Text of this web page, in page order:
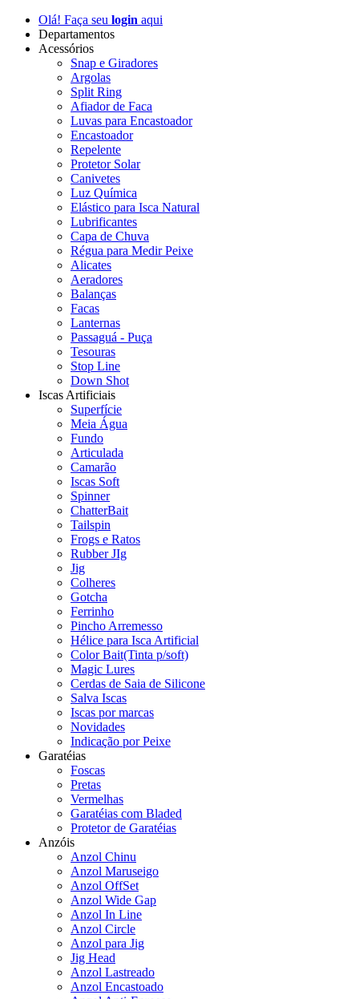
Olá! Faça seu login aqui
Departamentos
Acessórios
Snap e Giradores
Argolas
Split Ring
Afiador de Faca
Luvas para Encastoador
Encastoador
Repelente
Protetor Solar
Canivetes
Luz Química
Elástico para Isca Natural
Lubrificantes
Capa de Chuva
Régua para Medir Peixe
Alicates
Aeradores
Balanças
Facas
Lanternas
Passaguá - Puça
Tesouras
Stop Line
Down Shot
Iscas Artificiais
Superfície
Meia Água
Fundo
Articulada
Camarão
Iscas Soft
Spinner
ChatterBait
Tailspin
Frogs e Ratos
Rubber JIg
Jig
Colheres
Gotcha
Ferrinho
Pincho Arremesso
Hélice para Isca Artificial
Color Bait(Tinta p/soft)
Magic Lures
Cerdas de Saia de Silicone
Salva Iscas
Iscas por marcas
Novidades
Indicação por Peixe
Garatéias
Foscas
Pretas
Vermelhas
Garatéias com Bladed
Protetor de Garatéias
Anzóis
Anzol Chinu
Anzol Maruseigo
Anzol OffSet
Anzol Wide Gap
Anzol In Line
Anzol Circle
Anzol para Jig
Jig Head
Anzol Lastreado
Anzol Encastoado